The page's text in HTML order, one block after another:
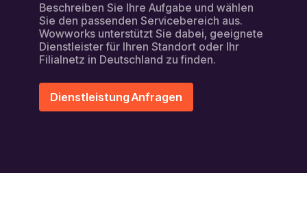
Beschreiben Sie Ihre Aufgabe und wählen
Sie den passenden Servicebereich aus.
Wowworks unterstützt Sie dabei, geeignete
Dienstleister für Ihren Standort oder Ihr
Filialnetz in Deutschland zu finden.
Dienstleistung Anfragen